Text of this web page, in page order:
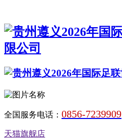
全国服务电话： 0856-7239909
天猫旗舰店